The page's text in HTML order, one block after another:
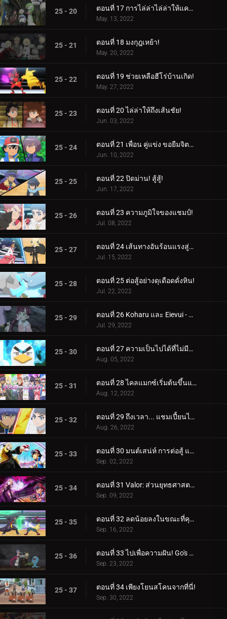
25 - 20 ตอนที่ 17 การไล่ล่าไล่ล่าให้แคบลง!
May. 13, 2022
25 - 21 ตอนที่ 18 มงกุฎเหย้า!
May. 20, 2022
25 - 22 ตอนที่ 19 ช่วยเหลือฮีโร่บ้านเกิด!
May. 27, 2022
25 - 23 ตอนที่ 20 ไล่ล่าให้ถึงเส้นชัย!
Jun. 03, 2022
25 - 24 ตอนที่ 21 เพื่อน คู่แข่ง ขอยืมจิตวิญญาณของคุณมาให้ฉัน!
Jun. 10, 2022
25 - 25 ตอนที่ 22 ปิดม่าน! สู้สู้!
Jun. 17, 2022
25 - 26 ตอนที่ 23 ความภูมิใจของแชมป์!
Jul. 08, 2022
25 - 27 ตอนที่ 24 เส้นทางอันร้อนแรงสู่การเป็นผู้เชี่ยวชาญ!
Jul. 15, 2022
25 - 28 ตอนที่ 25 ต่อสู้อย่างดุเดือดดั่งหิน!
Jul. 22, 2022
25 - 29 ตอนที่ 26 Koharu และ Eievui - ปาฏิหาริย์แห่งวิวัฒนาการ
Jul. 29, 2022
25 - 30 ตอนที่ 27 ความเป็นไปได้ที่ไม่มีที่สิ้นสุด!
Aug. 05, 2022
25 - 31 ตอนที่ 28 ไคลแมกซ์เริ่มต้นขึ้นแล้ว! ประสบการณ์การแข่งขันระดับปรมาจารย์ของ Satoshi!!
Aug. 12, 2022
25 - 32 ตอนที่ 29 ถึงเวลา... แชมเปี้ยนไทม์! (1)
Aug. 26, 2022
25 - 33 ตอนที่ 30 มนต์เสน่ห์ การต่อสู้ และความสับสน! (2)
Sep. 02, 2022
25 - 34 ตอนที่ 31 Valor: ส่วนยุทธศาสตร์ของการต่อสู้! (3)
Sep. 09, 2022
25 - 35 ตอนที่ 32 ลดน้อยลงในขณะที่คุณทำงาน! (4)
Sep. 16, 2022
25 - 36 ตอนที่ 33 ไปเพื่อความฝัน! Go's Road to Mew!!
Sep. 23, 2022
25 - 37 ตอนที่ 34 เพียงโยนสโคนจากที่นี่!
Sep. 30, 2022